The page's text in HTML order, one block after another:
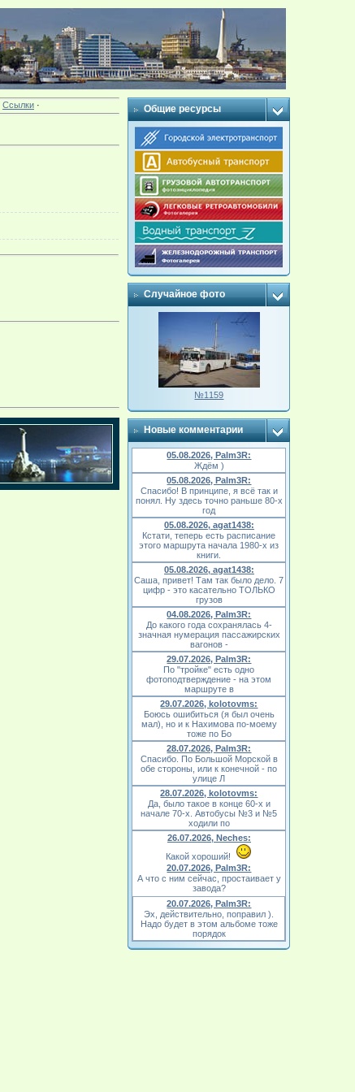
Ссылки· Общие ресурсы
Случайное фото
№1159
Новые комментарии
05.08.2026, Palm3R:
Ждём )
05.08.2026, Palm3R:
Спасибо! В принципе, я всё так и
понял. Ну здесь точно раньше 80-х
год
05.08.2026, agat1438:
Кстати, теперь есть расписание
этого маршрута начала 1980-х из
книги.
05.08.2026, agat1438:
Саша, привет! Там так было дело. 7
цифр - это касательно ТОЛЬКО
грузов
04.08.2026, Palm3R:
До какого года сохранялась 4-
значная нумерация пассажирских
вагонов -
29.07.2026, Palm3R:
По "тройке" есть одно
фотоподтверждение - на этом
маршруте в
29.07.2026, kolotovms:
Боюсь ошибиться (я был очень
мал), но и к Нахимова по-моему
тоже по Бо
28.07.2026, Palm3R:
Спасибо. По Большой Морской в
обе стороны, или к конечной - по
улице Л
28.07.2026, kolotovms:
Да, было такое в конце 60-х и
начале 70-х. Автобусы №3 и №5
ходили по
26.07.2026, Neches:
Какой хороший!
20.07.2026, Palm3R:
А что с ним сейчас, простаивает у
завода?
20.07.2026, Palm3R:
Эх, действительно, поправил ).
Надо будет в этом альбоме тоже
порядок